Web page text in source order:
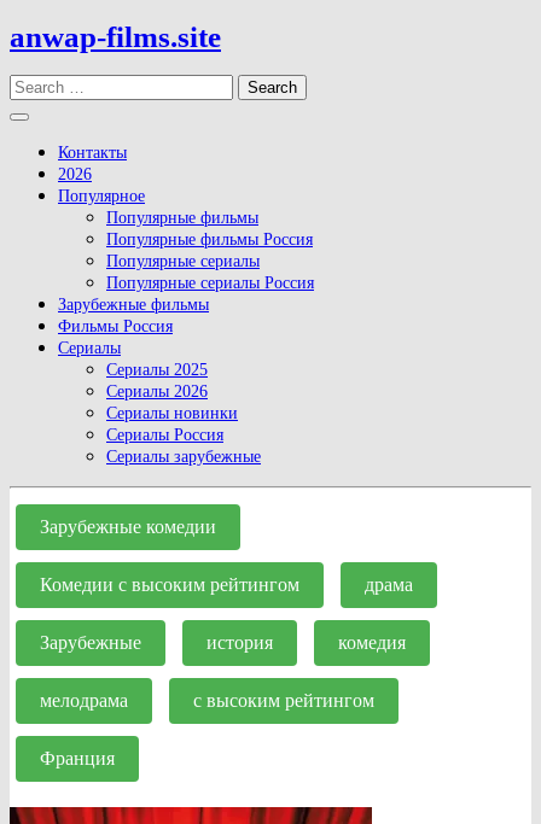
Skip
to
content
anwap-films.site
Search
Open
Button
Контакты
2026
Популярное
Популярные фильмы
Популярные фильмы Россия
Популярные сериалы
Популярные сериалы Россия
Зарубежные фильмы
Фильмы Россия
Сериалы
Сериалы 2025
Сериалы 2026
Сериалы новинки
Сериалы Россия
Сериалы зарубежные
Close
Button
Зарубежные комедии
Комедии с высоким рейтингом драма
Зарубежные история комедия
мелодрама с высоким рейтингом
Франция